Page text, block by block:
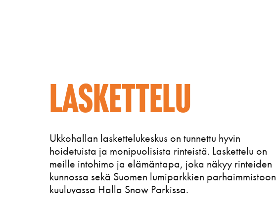
Laskettelu
Ukkohallan laskettelukeskus on tunnettu hyvin
hoidetuista ja monipuolisista rinteistä. Laskettelu on
meille intohimo ja elämäntapa, joka näkyy rinteiden
kunnossa sekä Suomen lumiparkkien parhaimmistoon
kuuluvassa Halla Snow Parkissa.